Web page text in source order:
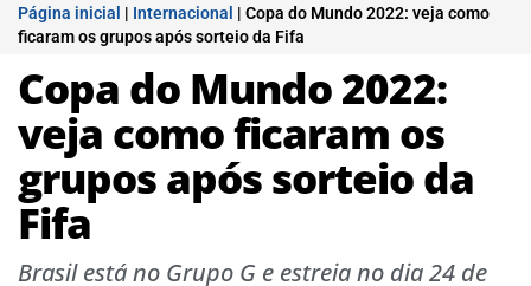
Página inicial | Internacional | Copa do Mundo 2022: veja como
ficaram os grupos após sorteio da Fifa
Copa do Mundo 2022:
veja como ficaram os
grupos após sorteio da
Fifa
Brasil está no Grupo G e estreia no dia 24 de